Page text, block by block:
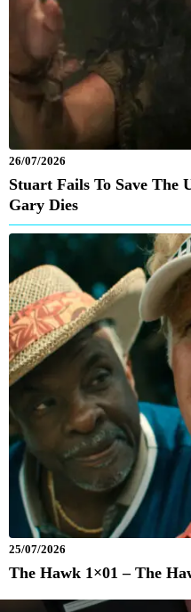
26/07/2026
Stuart Fails To Save The
Gary Dies
25/07/2026
The Hawk 1×01 – The